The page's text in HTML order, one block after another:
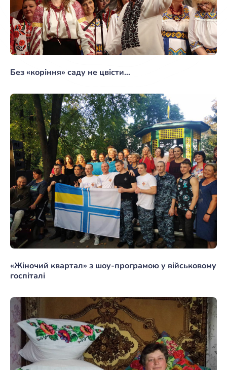
Без «коріння» саду не цвісти…
«Жіночий квартал» з шоу-програмою у військовому
госпіталі